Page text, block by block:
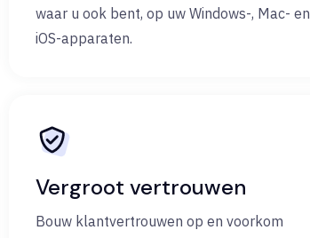
waar u ook bent, op uw Windows-, Mac- en
iOS-apparaten.
Vergroot vertrouwen
Bouw klantvertrouwen op en voorkom